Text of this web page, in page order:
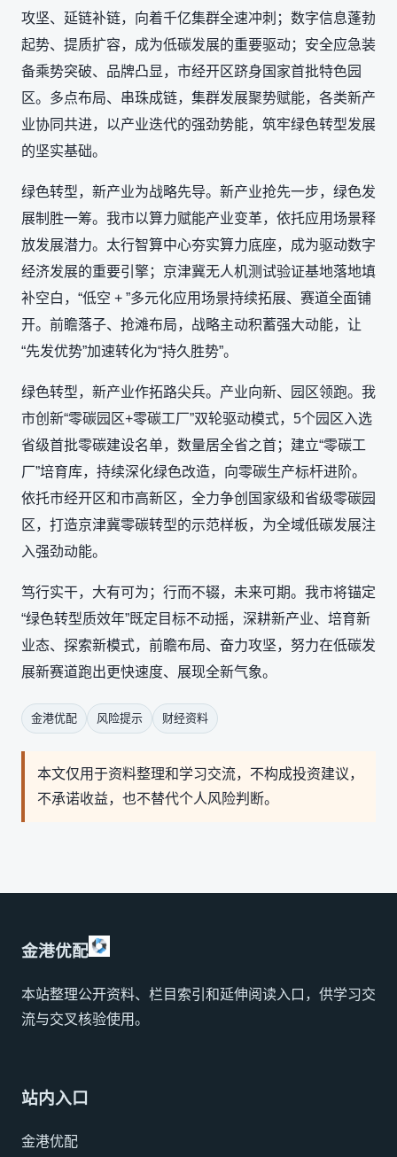
攻坚、延链补链，向着千亿集群全速冲刺；数字信息蓬勃
起势、提质扩容，成为低碳发展的重要驱动；安全应急装
备乘势突破、品牌凸显，市经开区跻身国家首批特色园
区。多点布局、串珠成链，集群发展聚势赋能，各类新产
业协同共进，以产业迭代的强劲势能，筑牢绿色转型发展
的坚实基础。
绿色转型，新产业为战略先导。新产业抢先一步，绿色发
展制胜一筹。我市以算力赋能产业变革，依托应用场景释
放发展潜力。太行智算中心夯实算力底座，成为驱动数字
经济发展的重要引擎；京津冀无人机测试验证基地落地填
补空白，“低空 + ”多元化应用场景持续拓展、赛道全面铺
开。前瞻落子、抢滩布局，战略主动积蓄强大动能，让
“先发优势”加速转化为“持久胜势”。
绿色转型，新产业作拓路尖兵。产业向新、园区领跑。我
市创新“零碳园区+零碳工厂”双轮驱动模式，5个园区入选
省级首批零碳建设名单，数量居全省之首；建立“零碳工
厂”培育库，持续深化绿色改造，向零碳生产标杆进阶。
依托市经开区和市高新区，全力争创国家级和省级零碳园
区，打造京津冀零碳转型的示范样板，为全域低碳发展注
入强劲动能。
笃行实干，大有可为；行而不辍，未来可期。我市将锚定
“绿色转型质效年”既定目标不动摇，深耕新产业、培育新
业态、探索新模式，前瞻布局、奋力攻坚，努力在低碳发
展新赛道跑出更快速度、展现全新气象。
金港优配 风险提示 财经资料
本文仅用于资料整理和学习交流，不构成投资建议，
不承诺收益，也不替代个人风险判断。
金港优配
本站整理公开资料、栏目索引和延伸阅读入口，供学习交
流与交叉核验使用。
站内入口
金港优配